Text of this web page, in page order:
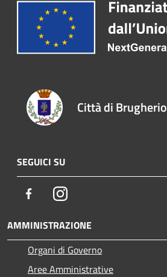
Città di Brugherio
SEGUICI SU
FacebookInstagram
AMMINISTRAZIONE
Organi di Governo
Aree Amministrative